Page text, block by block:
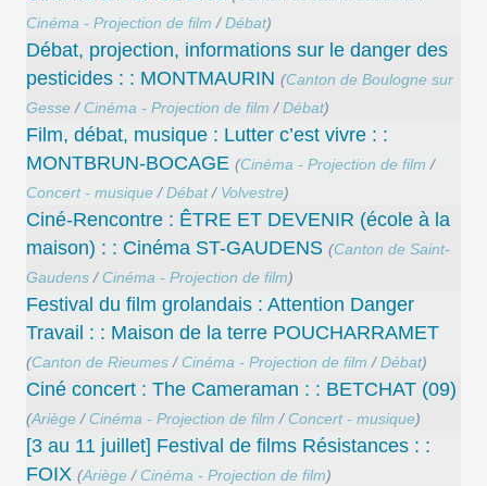
Cinéma - Projection de film /Débat)
Débat, projection, informations sur le danger des
pesticides : : MONTMAURIN (Canton de Boulogne sur
Gesse / Cinéma - Projection de film /Débat)
Film, débat, musique : Lutter c’est vivre : :
MONTBRUN-BOCAGE (Cinéma - Projection de film /
Concert - musique /Débat/ Volvestre)
Ciné-Rencontre : ÊTRE ET DEVENIR (école à la
maison) : : Cinéma ST-GAUDENS (Canton de Saint-
Gaudens / Cinéma - Projection de film)
Festival du film grolandais : Attention Danger
Travail : : Maison de la terre POUCHARRAMET
(Canton de Rieumes / Cinéma - Projection de film /Débat)
Ciné concert : The Cameraman : : BETCHAT (09)
(Ariège / Cinéma - Projection de film / Concert - musique)
[3 au 11 juillet] Festival de films Résistances : :
FOIX (Ariège / Cinéma - Projection de film)